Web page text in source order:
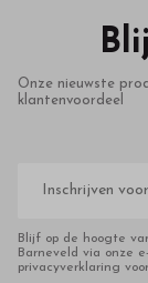
Onze nieuwste
klantenvoordeel
mailadres
Blijf op de hoogte
Barneveld via onze
privacyverklaring